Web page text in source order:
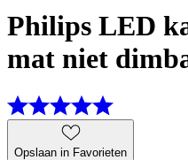
Philips LED
mat niet
Opslaan in Favorieten